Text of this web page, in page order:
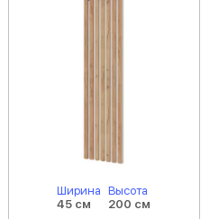
Ширина
45 см
Высота
200 см